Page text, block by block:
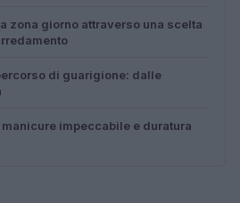
zona giorno attraverso una scelta
di guarigione: dalle
manicure impeccabile e duratura